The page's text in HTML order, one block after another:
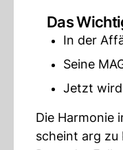
Das
In der
Seine
Jetzt wird
Die Harmonie
scheint arg zu